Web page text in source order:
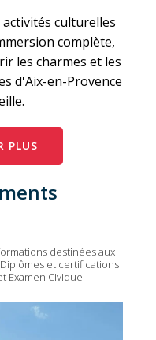
culturelles
complète,
les charmes et les
d'Aix-en-Provence
PLUS
destinées aux
Diplômes et certifications
Examen Civique